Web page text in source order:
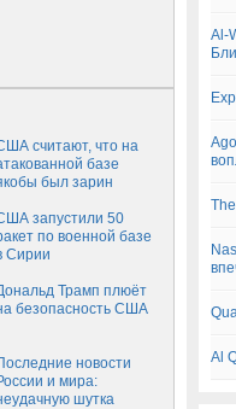
считают, что на
базе
был зарин
запустили 50
по военной базе
Сирии
Трамп плюёт
безопасность США
новости
и мира:
шутка
Al-
Al